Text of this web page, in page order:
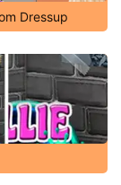
Dressup